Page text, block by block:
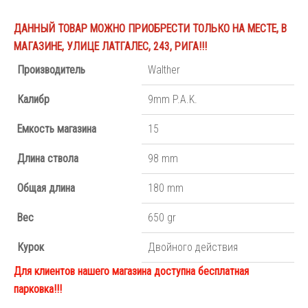
ДАННЫЙ ТОВАР МОЖНО ПРИОБРЕСТИ ТОЛЬКО НА МЕСТЕ, В
МАГАЗИНЕ, УЛИЦЕ ЛАТГАЛЕС, 243, РИГА!!!
Производитель
Walther
Калибр 9mm P.A.K.
Емкость магазина 15
Длина ствола 98 mm
Общая длина 180 mm
Вес 650 gr
Курок
Двойного действия
Для клиентов нашего магазина доступна бесплатная
парковка!!!